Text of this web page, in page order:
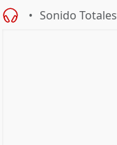
Sonido Totales